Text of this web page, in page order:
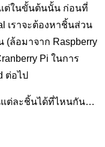
แต่ในขั้นต้นนั้น ก่อนที่
เราจะต้องหาชิ้นส่วน
(ล้อมาจาก Raspberry
Pi ในการ
ต่อไป
แต่ละชิ้นได้ที่ไหนกัน…